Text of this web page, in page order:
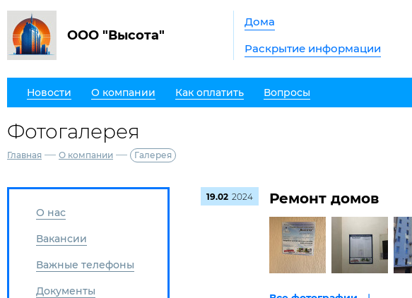
ООО "Высота"
Дома
Раскрытие информации
Новости О компании Как оплатить Вопросы
Фотогалерея
Главная — О компании — Галерея
О нас
Вакансии
Важные телефоны
Документы
19.02 2024 Ремонт домов